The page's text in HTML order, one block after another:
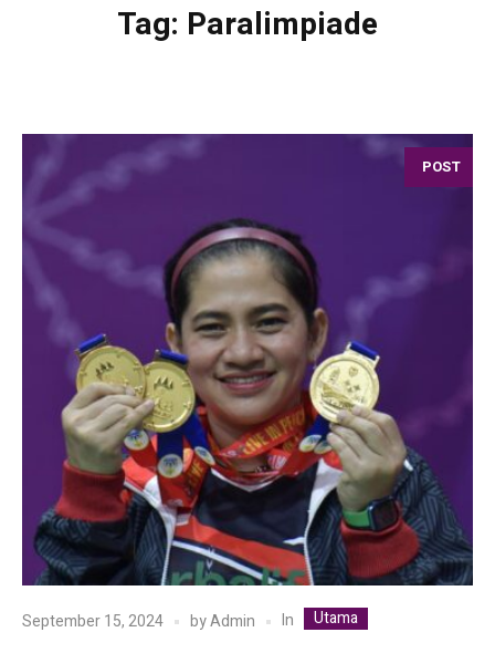
Tag: Paralimpiade
POST
September 15, 2024 byAdmin In Utama